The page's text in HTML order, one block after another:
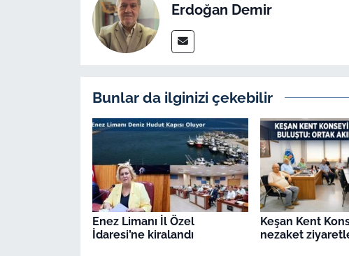
Erdoğan Demir
Bunlar da ilginizi çekebilir
Enez Limanı İl Özel
İdaresi’ne kiralandı
Keşan Kent
nezaket